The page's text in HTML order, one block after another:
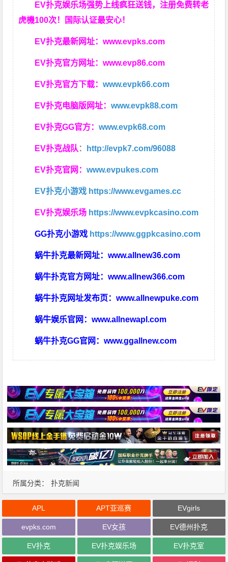
EV扑克娱乐场强势上线疯狂送钱，注册免费转老
虎機100次！国际认证最安心！
EV扑克最新网址：www.evpks.com
EV扑克官方网址：www.evp86.com
EV扑克官方下载：www.evpk66.com
EV扑克电脑版网址：www.evpk88.com
EV扑克GG官方：www.evpk68.com
EV扑克战队 ： http://evpk7.com/96088
EV扑克官网：www.evpukes.com
EV扑克小游戏 https://www.evgames.cc
EV扑克娱乐场 https://www.evpkcasino.com
GG扑克小游戏 https://www.ggpkcasino.com
蜗牛扑克最新网址：www.allnew36.com
蜗牛扑克官方网址：www.allnew366.com
蜗牛扑克网址发布页：www.allnewpuke.com
蜗牛娱乐官网：www.allnewapl.com
蜗牛扑克GG官网：www.ggallnew.com
所属分类： 扑克新闻
APL APT亚巡赛 EVgirls
evpks.com EV女孩 EV德州扑克
EV扑克 EV扑克娱乐场 EV扑克室